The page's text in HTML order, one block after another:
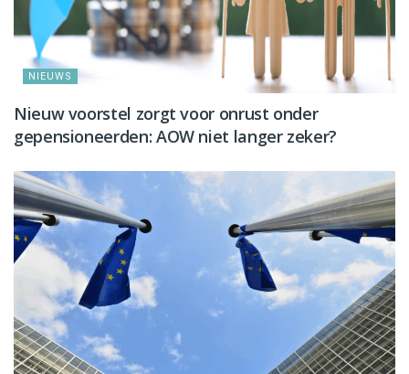
NIEUWS
Nieuw voorstel zorgt voor onrust onder
gepensioneerden: AOW niet langer zeker?